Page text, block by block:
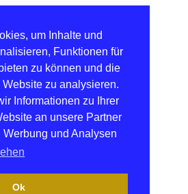
um Inhalte und
Funktionen für
zu können und die
zu analysieren.
Informationen zu Ihrer
an unsere Partner
und Analysen
Ok